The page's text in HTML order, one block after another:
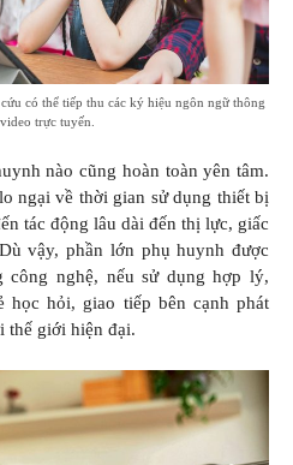
có thể tiếp thu các ký hiệu ngôn ngữ thông
trực tuyến.
nào cũng hoàn toàn yên tâm.
ngại về thời gian sử dụng thiết bị
tác động lâu dài đến thị lực, giấc
vậy, phần lớn phụ huynh được
công nghệ, nếu sử dụng hợp lý,
học hỏi, giao tiếp bên cạnh phát
thế giới hiện đại.